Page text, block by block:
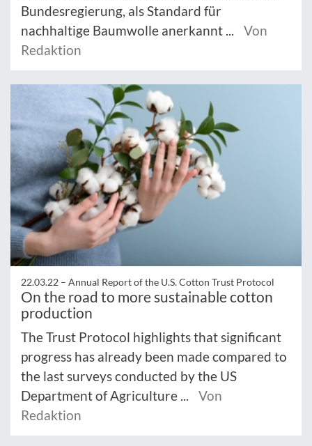
Bundesregierung, als Standard für
nachhaltige Baumwolle anerkannt ...
Von
Redaktion
22.03.22 – Annual Report of the U.S. Cotton Trust Protocol
On the road to more sustainable cotton
production
The Trust Protocol highlights that significant
progress has already been made compared to
the last surveys conducted by the US
Department of Agriculture ...
Von
Redaktion